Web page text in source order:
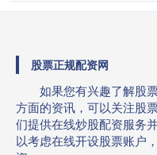
股票正规配资网
如果您有兴趣了解股
方面的资讯，可以关注股
们提供在线炒股配资服务
以考虑在线开设股票账户